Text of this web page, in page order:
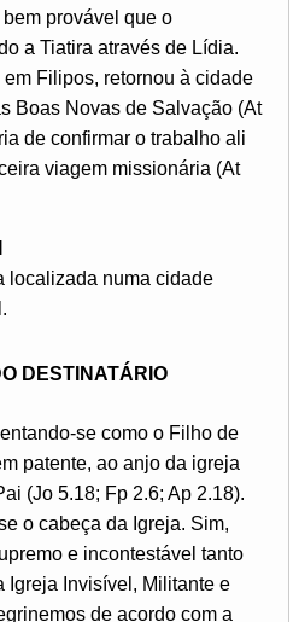
bem provável que o
a Tiatira através de Lídia.
Filipos, retornou à cidade
Boas Novas de Salvação (At
de confirmar o trabalho ali
viagem missionária (At
localizada numa cidade
DESTINATÁRIO
se como o Filho de
patente, ao anjo da igreja
(Jo 5.18; Fp 2.6; Ap 2.18).
o cabeça da Igreja. Sim,
e incontestável tanto
Igreja Invisível, Militante e
de acordo com a